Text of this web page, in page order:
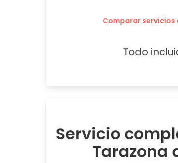
Comparar
Todo
Servicio
Tarazona